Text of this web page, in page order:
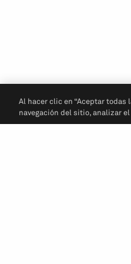
Al hacer clic en “Aceptar todas
navegación del sitio, analizar